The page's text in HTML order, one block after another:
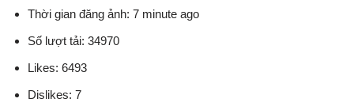
Thời gian đăng ảnh: 7 minute ago
Số lượt tải: 34970
Likes: 6493
Dislikes: 7